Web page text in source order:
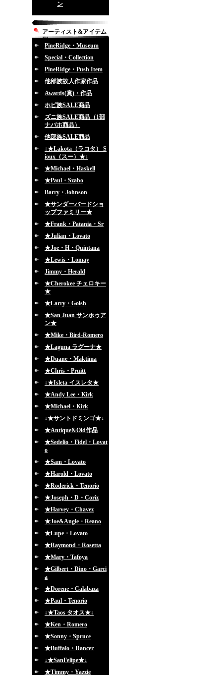
ン
アーティスト&アイテム
別
PineRidge・Museum
Special・Collection
PineRidge・Push Item
他部族故人作家作品
Awards(賞)・作品
ホピ族SALE商品
ズニ族SALE商品（1部
ナバホ商品）
他部族SALE商品
↓★Lakota（ラコタ） S
ioux（スー）★↓
★Michael・Haskell
★Paul・Szabo
Barry・Johnson
★サンダーバードショ
ップファミリー★
★Frank・Patania・Sr
★Julian・Lovato
★Joe・H・Quintana
★Lewis・Lomay
Jimmy・Herald
★Cherokee チェロキー
★
★Larry・Golsh
★San Juan サンホゥア
ン★
★Mike・Bird-Romero
★Laguna ラグーナ★
★Duane・Maktima
★Chris・Pruitt
↓★Isleta イスレタ★
★Andy Lee・Kirk
★Michael・Kirk
↓★サントドミンゴ★↓
★Antique&Old作品
★Sedelio・Fidel・Lovat
o
★Sam・Lovato
★Harold・Lovato
★Roderick・Tenorio
★Joseph・D・Coriz
★Harvey・Chavez
★Joe&Angle・Reano
★Lupe・Lovato
★Raymond・Rosetta
★Mary・Tafoya
★Gilbert・Dino・Garci
a
★Dorene・Calabaza
★Paul・Tenorio
↓★Taos タオス★↓
★Ken・Romero
★Sonny・Spruce
★Buffalo・Dancer
↓★SanFelipe★↓
★Timmy・Yazzie